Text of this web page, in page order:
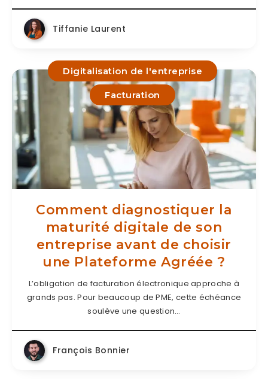
Tiffanie Laurent
Digitalisation de l'entreprise
Facturation
Comment diagnostiquer la
maturité digitale de son
entreprise avant de choisir
une Plateforme Agréée ?
L’obligation de facturation électronique approche à
grands pas. Pour beaucoup de PME, cette échéance
soulève une question…
François Bonnier